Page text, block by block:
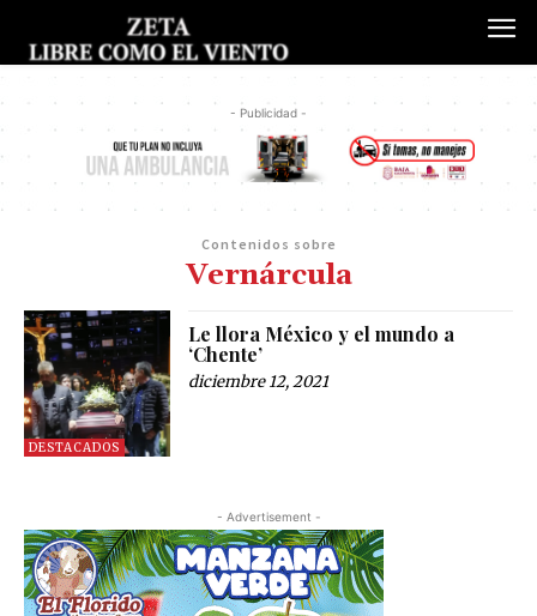
- Publicidad -
Contenidos sobre
Vernárcula
DESTACADOS
Le llora México y el mundo a
‘Chente’
diciembre 12, 2021
- Advertisement -